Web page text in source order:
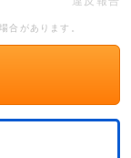
合があります。